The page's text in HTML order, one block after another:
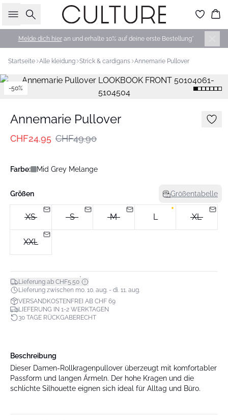
Suche
Melde dich hieran und erhalte 10% auf deine erste Bestellung*
Startseite Alle kleidung Strick & cardigans Annemarie Pullover
-50%
Annemarie Pullover
CHF24.95 CHF49.90
Farbe: Mid Grey Melange
Größen Größentabelle
XS S M L XL
XXL
Lieferung ab CHF5.50*
Lieferung zwischen mo. 10. aug. - di. 11. aug.
VERSANDKOSTENFREI AB CHF 69
LIEFERUNG IN 1-2 WERKTAGEN
30 TAGE RÜCKGABERECHT
Beschreibung
Dieser Damen-Rollkragenpullover überzeugt mit komfortabler
Passform und langen Ärmeln. Der hohe Kragen und die
schlichte Silhouette eignen sich ideal für Alltag und Büro.